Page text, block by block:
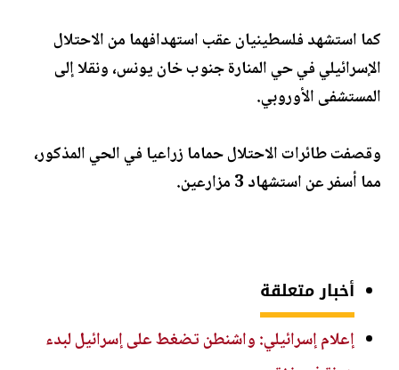
كما استشهد فلسطينيان عقب استهدافهما من الاحتلال
الإسرائيلي في حي المنارة جنوب خان يونس، ونقلا إلى
المستشفى الأوروبي.
وقصفت طائرات الاحتلال حماما زراعيا في الحي المذكور،
مما أسفر عن استشهاد 3 مزارعين.
أخبار متعلقة
إعلام إسرائيلي: واشنطن تضغط على إسرائيل لبدء